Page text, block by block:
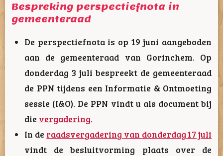
Bespreking perspectiefnota in
gemeenteraad
De perspectiefnota is op 19 juni aangeboden
aan de gemeenteraad van Gorinchem. Op
donderdag 3 juli bespreekt de gemeenteraad
de PPN tijdens een Informatie & Ontmoeting
sessie (I&O). De PPN vindt u als document bij
die vergadering.
In de raadsvergadering van donderdag 17 juli
vindt de besluitvorming plaats over de